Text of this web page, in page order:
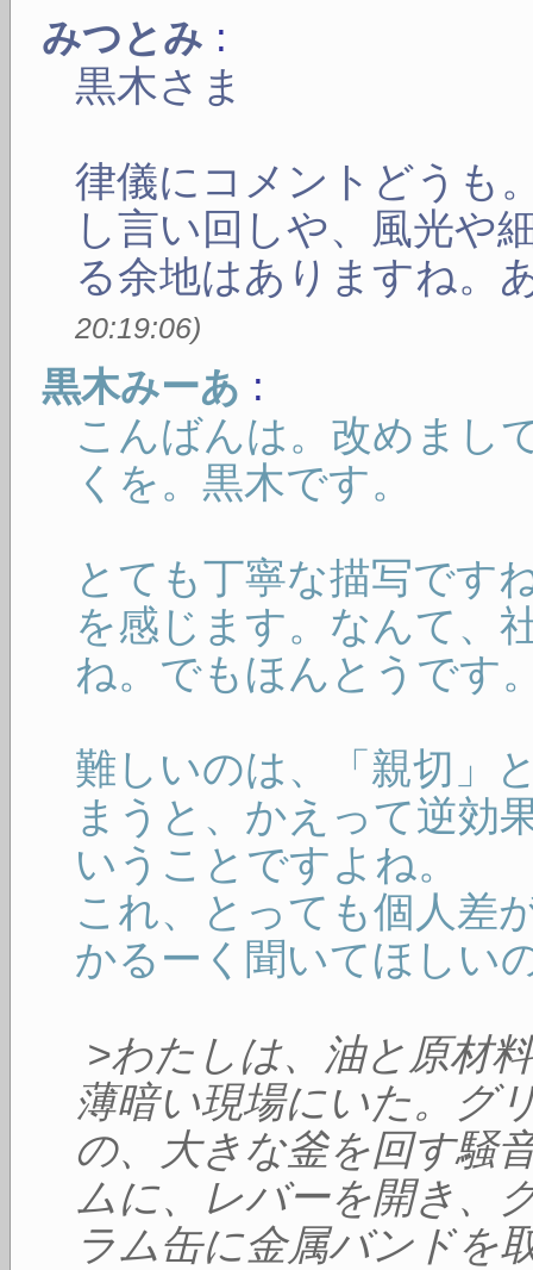
みつとみ :
黒木さま
律儀にコメントどうも
し言い回しや、風光や
る余地はありますね。
20:19:06)
黒木みーあ :
こんばんは。改めまし
くを。黒木です。
とても丁寧な描写です
を感じます。なんて、
ね。でもほんとうです
難しいのは、「親切」
まうと、かえって逆効
いうことですよね。
これ、とっても個人差
かるーく聞いてほしい
>わたしは、油と原材
薄暗い現場にいた。グ
の、大きな釜を回す騒
ムに、レバーを開き、
ラム缶に金属バンドを